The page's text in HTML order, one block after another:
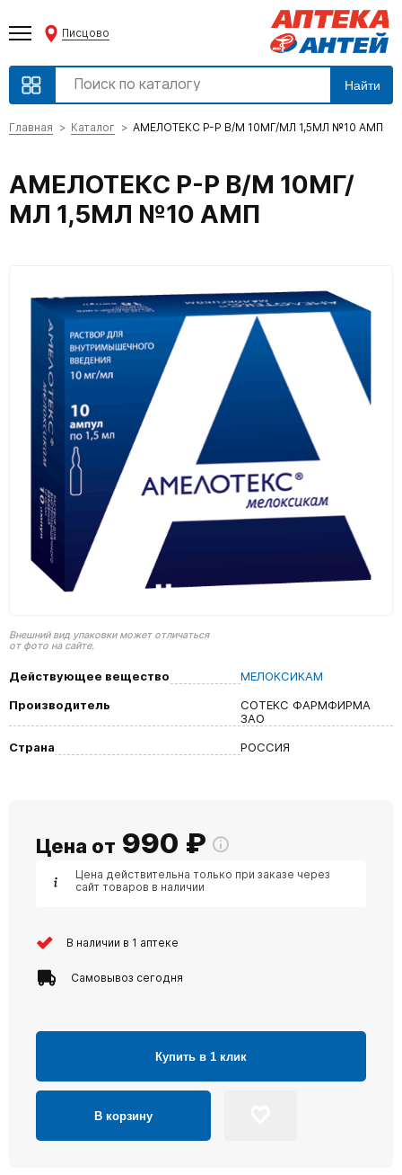
Писцово
Найти
Главная Каталог АМЕЛОТЕКС Р-Р В/М 10МГ/МЛ 1,5МЛ №10 АМП
АМЕЛОТЕКС Р-Р В/М 10МГ/
МЛ 1,5МЛ №10 АМП
Внешний вид упаковки может отличаться
от фото на сайте.
Действующее вещество
МЕЛОКСИКАМ
Производитель
СОТЕКС ФАРМФИРМА
ЗАО
Страна
РОССИЯ
Цена от 990 ₽
Цена действительна только при заказе через
сайт товаров в наличии
В наличии в 1 аптеке
Самовывоз сегодня
Купить в 1 клик
В корзину